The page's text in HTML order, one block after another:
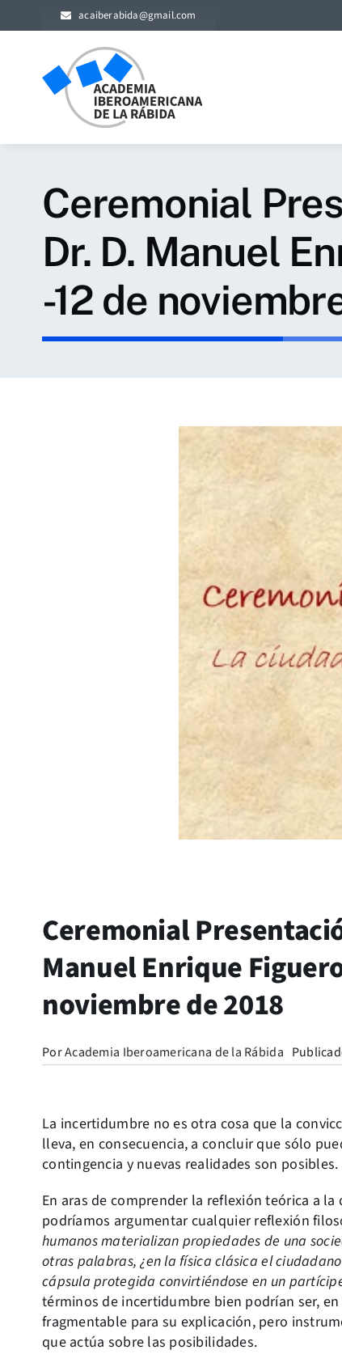
to
acaiberabida@gmail.com
Ceremonial
Dr. D. Manuel
-12 de
Ceremonial
Manuel Enrique
noviembre de 2018
PorAcademia Iberoamericana de la Rábida
La incertidumbre no es otra cosa que la
lleva, en consecuencia, a concluir que sólo
contingencia y nuevas realidades son posibles.
En aras de comprender la reflexión teórica a
podríamos argumentar cualquier reflexión
humanos materializan propiedades de una
otras palabras, ¿en la física clásica el
cápsula protegida convirtiéndose en un
términos de incertidumbre bien podrían ser,
fragmentable para su explicación, pero
que actúa sobre las posibilidades.